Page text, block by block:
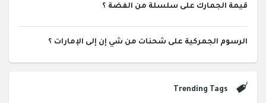
قيمة الجمارك على سلسلة من الفضة ؟
الرسوم الجمركية على شحنات من شي إن إلى الإمارات ؟
Trending Tags